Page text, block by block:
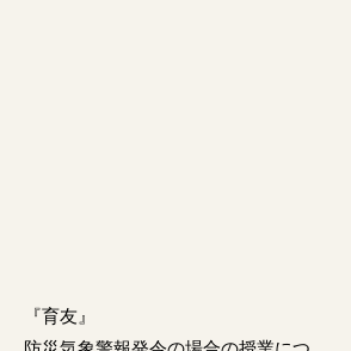
『育友』